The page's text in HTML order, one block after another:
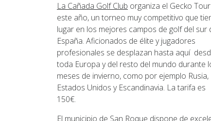
La Cañada Golf Club organiza el Gecko Tour
este año, un torneo muy competitivo que
lugar en los mejores campos de golf del sur
España. Aficionados de élite y jugadores
profesionales se desplazan hasta aquí
toda Europa y del resto del mundo durante
meses de invierno, como por ejemplo Rusia,
Estados Unidos y Escandinavia. La tarifa es
150€.
El municipio de San Roque dispone de